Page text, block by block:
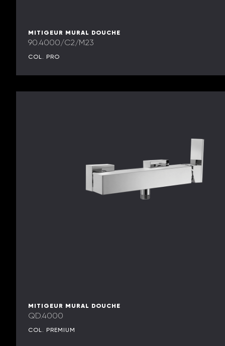
MITIGEUR MURAL DOUCHE
90.4000/C2/M23
COL. PRO
MITIGEUR MURAL DOUCHE
QD.4000
COL. PREMIUM